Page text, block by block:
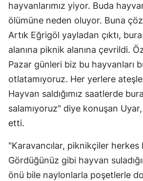
hayvanlarımız yiyor. Buda
ölümüne neden oluyor. Buna
Artık Eğrigöl yayladan çıktı,
alanına piknik alanına çevrildi.
Pazar günleri biz bu hayvanları
otlatamıyoruz. Her yerlere
Hayvan saldığımız saatlerde
salamıyoruz" diye konuşan
etti.
"Karavancılar, piknikçiler herkes
Gördüğünüz gibi hayvan
önü bile naylonlarla poşetlerle